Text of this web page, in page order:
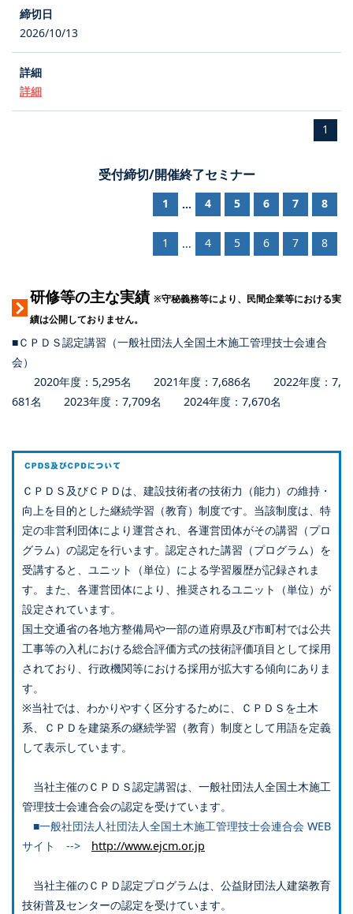
2026/10/13
詳細
1
受付締切/開催終了セミナー
1 ... 4 5 6 7 8
1 ... 4 5 6 7 8
研修等の主な実績 ※守秘義務等により、民間企業等における実
績は公開しておりません。
■ＣＰＤＳ認定講習（一般社団法人全国土木施工管理技士会連合
会）
2020年度：5,295名 2021年度：7,686名 2022年度：7,
681名 2023年度：7,709名 2024年度：7,670名
ＣＰＤＳ及びＣＰＤは、建設技術者の技術力（能力）の維持・
向上を目的とした継続学習（教育）制度です。当該制度は、特
定の非営利団体により運営され、各運営団体がその講習（プロ
グラム）の認定を行います。認定された講習（プログラム）を
受講すると、ユニット（単位）による学習履歴が記録されま
す。また、各運営団体により、推奨されるユニット（単位）が
設定されています。
国土交通省の各地方整備局や一部の道府県及び市町村では公共
工事等の入札における総合評価方式の技術評価項目として採用
されており、行政機関等における採用が拡大する傾向にありま
す。
※当社では、わかりやすく区分するために、ＣＰＤＳを土木
系、ＣＰＤを建築系の継続学習（教育）制度として用語を定義
して表示しています。
当社主催のＣＰＤＳ認定講習は、一般社団法人全国土木施工
管理技士会連合会の認定を受けています。
■一般社団法人社団法人全国土木施工管理技士会連合会 WEB
サイト --> http://www.ejcm.or.jp
当社主催のＣＰＤ認定プログラムは、公益財団法人建築教育
技術普及センターの認定を受けています。